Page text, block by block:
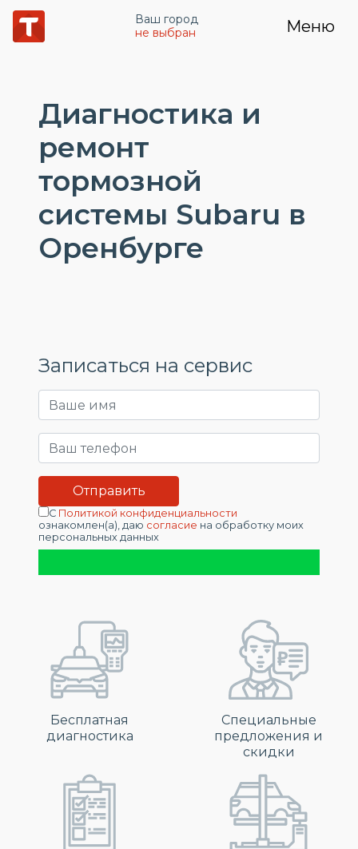
Ваш город
не выбран
Меню
Диагностика и
ремонт
тормозной
системы Subaru в
Оренбурге
Записаться на сервис
С Политикой конфиденциальности
ознакомлен(а), даю согласие на обработку моих
персональных данных
Бесплатная
диагностика
Специальные
предложения и
скидки